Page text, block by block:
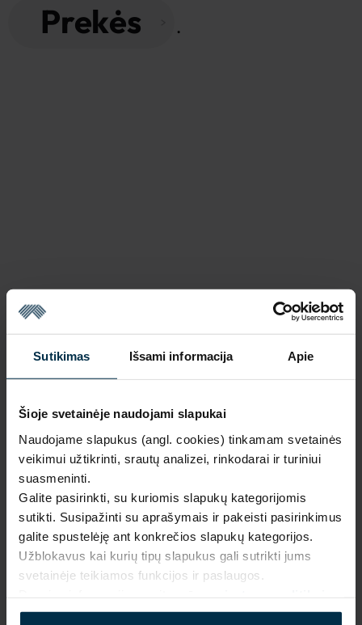
Sutikimas Išsami informacija Apie
Šioje svetainėje naudojami slapukai
Naudojame slapukus (angl. cookies) tinkamam svetainės
veikimui užtikrinti, srautų analizei, rinkodarai ir turiniui
suasmeninti.
Galite pasirinkti, su kuriomis slapukų kategorijomis
sutikti. Susipažinti su aprašymais ir pakeisti pasirinkimus
galite spustelėję ant konkrečios slapukų kategorijos.
Užblokavus kai kurių tipų slapukus gali sutrikti jums
svetainėje teikiamos funkcijos ir paslaugos.
Prekės .
Mūsų
dizainai
2.naudojant
saulės
energiją
3.
Inovatyvūs
gamybos
sprendimai
Firminė ir
internetinė
parduotuvė
Produkcija
kaina
aukščiausios kokybės lino
tekstilės gaminiai be jokių
tarpininkų mokesčių.